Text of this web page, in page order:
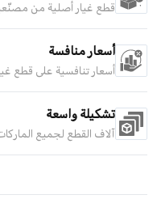
قطع غيار أصلية من
أسعار منافسة
أسعار تنافسية على قطع
تشكيلة واسعة
آلاف القطع لجميع